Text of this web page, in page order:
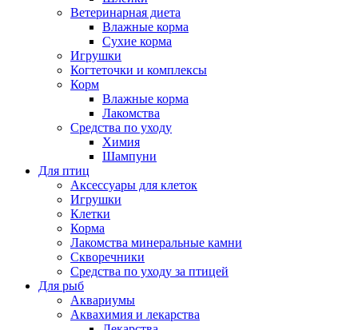
Ветеринарная диета
Влажные корма
Сухие корма
Игрушки
Когтеточки и комплексы
Корм
Влажные корма
Лакомства
Средства по уходу
Химия
Шампуни
Для птиц
Аксессуары для клеток
Игрушки
Клетки
Корма
Лакомства минеральные камни
Скворечники
Средства по уходу за птицей
Для рыб
Аквариумы
Аквахимия и лекарства